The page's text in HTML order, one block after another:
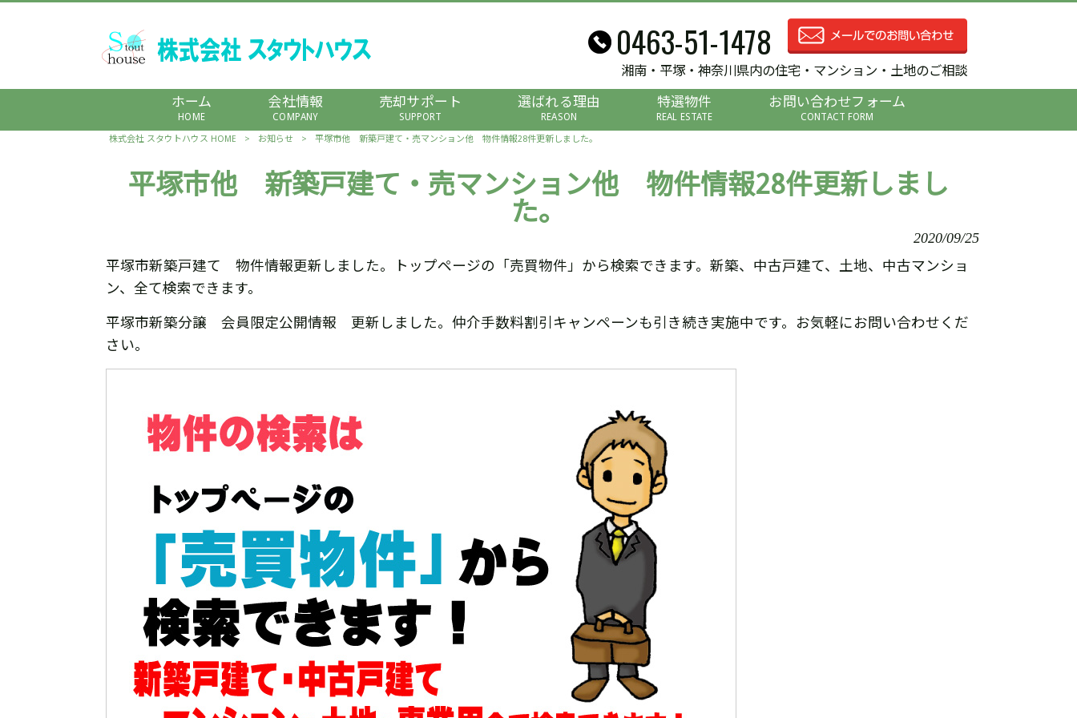
0463-51-1478
湘南・平塚・神奈川県内の住宅・マンション・土地のご相談
ホーム
HOME
会社情報
COMPANY
売却サポート
SUPPORT
選ばれる理由
REASON
特選物件
REAL ESTATE
お問い合わせフォーム
CONTACT FORM
株式会社 スタウトハウス HOME > お知らせ > 平塚市他 新築戸建て・売マンション他 物件情報28件更新しました。
平塚市他 新築戸建て・売マンション他 物件情報28件更新しまし
た。
2020/09/25
平塚市新築戸建て 物件情報更新しました。トップページの「売買物件」から検索できます。新築、中古戸建て、土地、中古マンショ
ン、全て検索できます。
平塚市新築分譲 会員限定公開情報 更新しました。仲介手数料割引キャンペーンも引き続き実施中です。お気軽にお問い合わせくだ
さい。